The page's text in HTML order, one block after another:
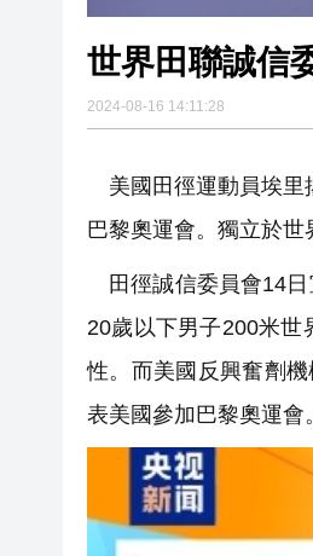
世界田聯誠信
2024-08-16 14:11:28
美國田徑運動員埃里
巴黎奧運會。獨立於世
田徑誠信委員會14
20歲以下男子200米世
性。而美國反興奮劑
表美國參加巴黎奧運會。